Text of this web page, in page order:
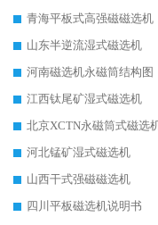
青海平板式高强磁磁选机
山东半逆流湿式磁选机
河南磁选机永磁筒结构图
江西钛尾矿湿式磁选机
河北锰矿湿式磁选机
山西干式强磁磁选机
四川平板磁选机说明书